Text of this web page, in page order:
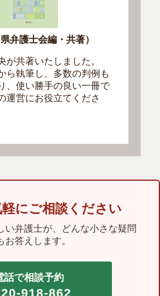
県弁護士会編・共著）
が共著いたしました。
ら執筆し、多数の判例も
、使い勝手の良い一冊で
運営にお役立てくださ
にご相談ください
い弁護士が、どんな小さな疑問
お答えします。
話で相談予約
918-862